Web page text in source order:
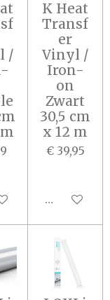
/
K Heat
Transf
er
Vinyl /
Iron-
on
Zwart
30,5 cm
x 12 m
€ 39,95
Houd mij